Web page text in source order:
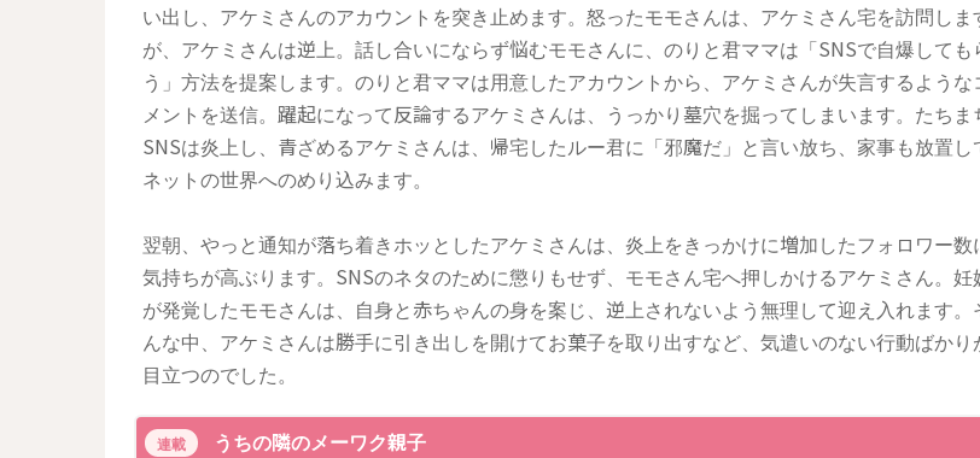
い出し、アケミさんのアカウントを突き止めます。怒ったモモさんは、アケミさん宅を訪問しま
が、アケミさんは逆上。話し合いにならず悩むモモさんに、のりと君ママは「SNSで自爆しても
う」方法を提案します。のりと君ママは用意したアカウントから、アケミさんが失言するような
メントを送信。躍起になって反論するアケミさんは、うっかり墓穴を掘ってしまいます。たちま
SNSは炎上し、青ざめるアケミさんは、帰宅したルー君に「邪魔だ」と言い放ち、家事も放置し
ネットの世界へのめり込みます。
翌朝、やっと通知が落ち着きホッとしたアケミさんは、炎上をきっかけに増加したフォロワー数
気持ちが高ぶります。SNSのネタのために懲りもせず、モモさん宅へ押しかけるアケミさん。妊
が発覚したモモさんは、自身と赤ちゃんの身を案じ、逆上されないよう無理して迎え入れます。
んな中、アケミさんは勝手に引き出しを開けてお菓子を取り出すなど、気遣いのない行動ばかり
目立つのでした。
連載 うちの隣のメーワク親子